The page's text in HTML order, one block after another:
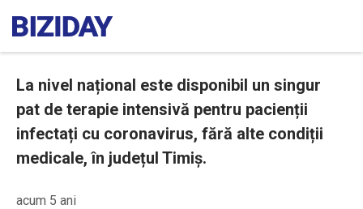
La nivel național este disponibil un singur
pat de terapie intensivă pentru pacienții
infectați cu coronavirus, fără alte condiții
medicale, în județul Timiș.
acum 5 ani